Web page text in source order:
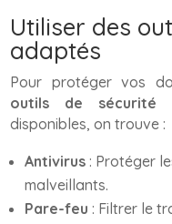
Utiliser des
adaptés
Pour protéger vos
outils de sécurité
disponibles, on trouve :
Antivirus : Protéger
malveillants.
Pare-feu : Filtrer le